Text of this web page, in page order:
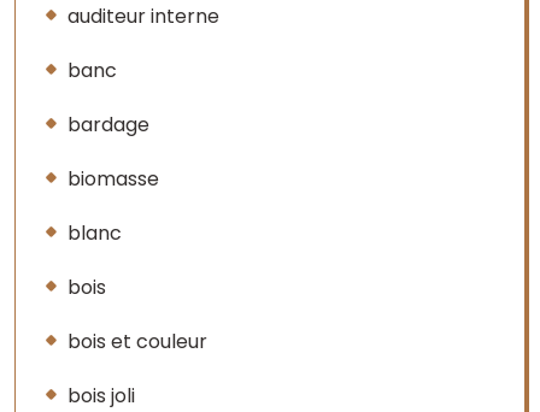
auditeur interne
banc
bardage
biomasse
blanc
bois
bois et couleur
bois joli